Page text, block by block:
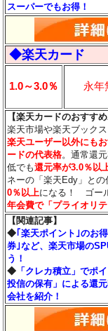
スーパーでもお得！
◆楽天カード
1.0～3.0％ 永年
【楽天カードのおすす
楽天市場や楽天ブック
楽天ユーザー以外にも
ードの代表格。通常還
低でも還元率が3.0％ 以
ネーの「楽天Edy」と
0％以上になる！ ゴー
年会費で「プライオリ
【関連記事】
◆ ｢楽天ポイント｣のお
券｣など、楽天市場の
う！
◆ 「クレカ積立」でポ
投信の保有」による還
会社を紹介！